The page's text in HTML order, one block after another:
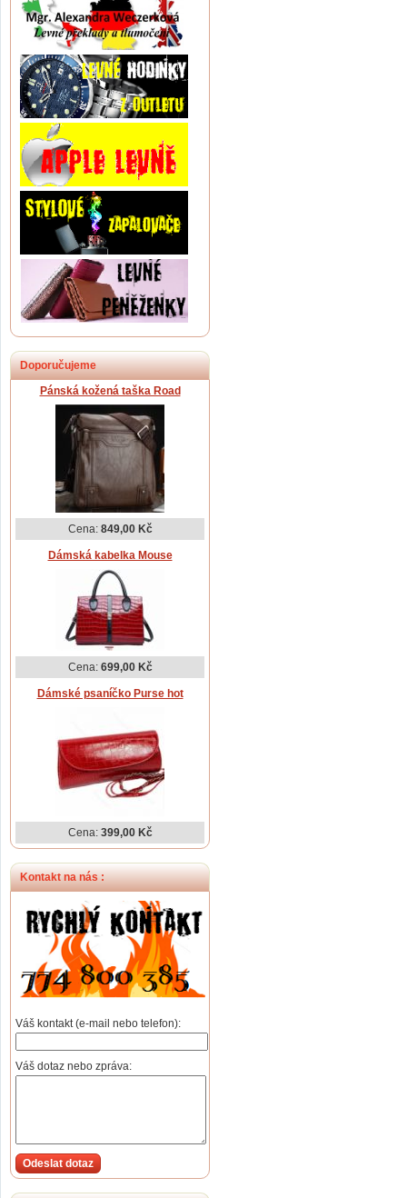
Doporučujeme
Pánská kožená taška Road
Cena: 849,00 Kč
Dámská kabelka Mouse
Cena: 699,00 Kč
Dámské psaníčko Purse hot
Cena: 399,00 Kč
Kontakt na nás :
Váš kontakt (e-mail nebo telefon):
Váš dotaz nebo zpráva:
Odeslat dotaz